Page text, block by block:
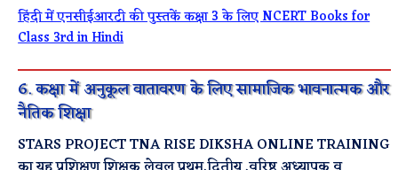
हिंदी में एनसीईआरटी की पुस्तकें कक्षा 3 के लिए NCERT Books for
Class 3rd in Hindi
6. कक्षा में अनुकूल वातावरण के लिए सामाजिक भावनात्मक और
नैतिक शिक्षा
STARS PROJECT TNA RISE DIKSHA ONLINE TRAINING